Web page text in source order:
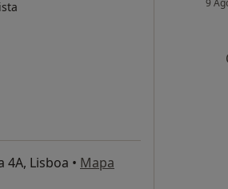
4A, Lisboa • Mapa
9